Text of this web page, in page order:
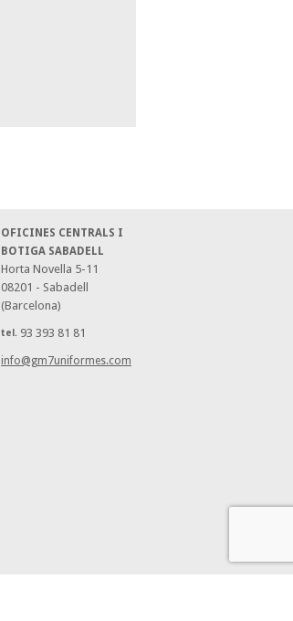
OFICINES CENTRALS I
BOTIGA SABADELL
Horta Novella 5-11
08201 - Sabadell
(Barcelona)
tel. 93 393 81 81
info@gm7uniformes.com